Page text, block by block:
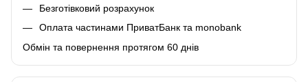
Безготівковий розрахунок
Оплата частинами ПриватБанк та monobank
Обмін та повернення протягом 60 днів